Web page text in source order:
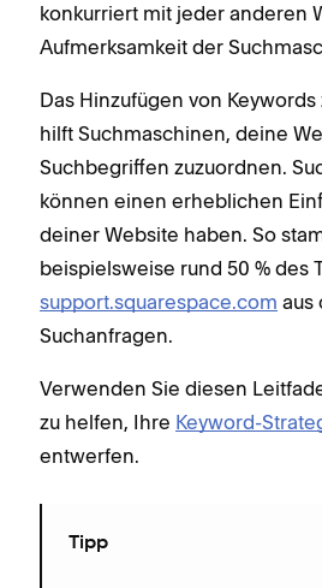
konkurriert mit jeder anderen
Aufmerksamkeit der
Das Hinzufügen von
hilft Suchmaschinen, deine
Suchbegriffen zuzuordnen.
können einen erheblichen
deiner Website haben. So
beispielsweise rund 50 % des
support.squarespace.com aus
Suchanfragen.
Verwenden Sie diesen
zu helfen, Ihre Keyword-
entwerfen.
Tipp